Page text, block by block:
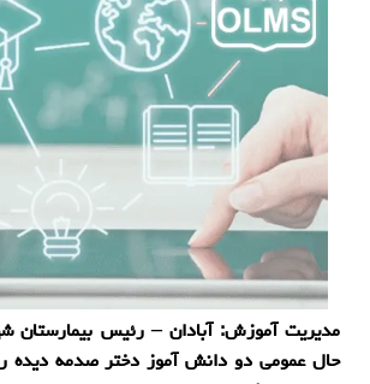
مدیریت آموزش: آبادان – رئیس بیمارستان
حال عمومی دو دانش آموز دختر صدمه دیده